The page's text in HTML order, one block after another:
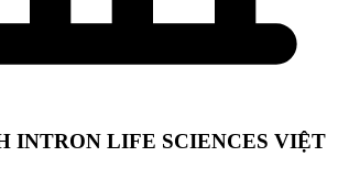
INTRON LIFE SCIENCES VIỆT